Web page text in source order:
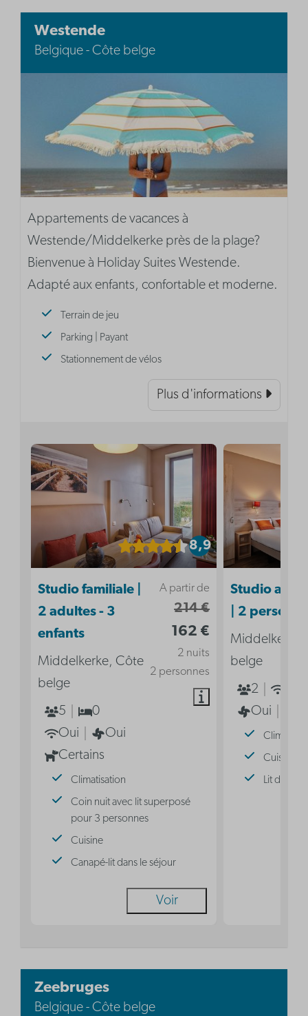
Westende
Belgique - Côte belge
Appartements de vacances à
Westende/Middelkerke près de la plage?
Bienvenue à Holiday Suites Westende.
Adapté aux enfants, confortable et moderne.
Terrain de jeu
Parking | Payant
Stationnement de vélos
Plus d'informations
8,9
A partir de
214 €
162 €
2 nuits
2 personnes
Studio familiale |
2 adultes - 3
enfants
Middelkerke, Côte
belge
5
0
Oui
Oui
Certains
Climatisation
Coin nuit avec lit superposé
pour 3 personnes
Cuisine
Canapé-lit dans le séjour
Voir
Studio
| 2
Middelkerke,
belge
2
Oui
Cuisine
Lit double
Zeebruges
Belgique - Côte belge